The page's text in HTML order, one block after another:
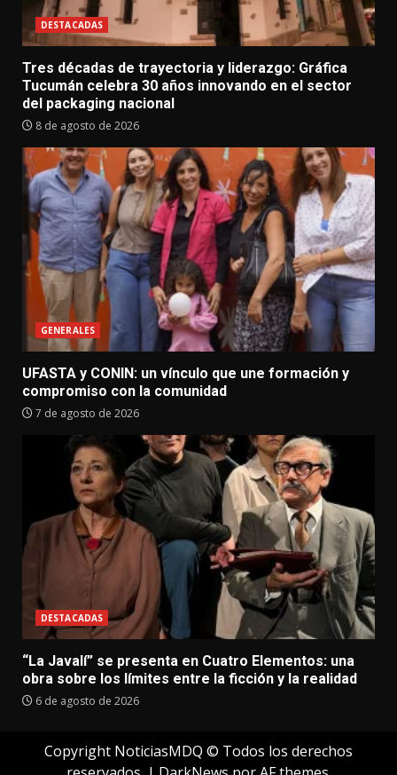
DESTACADAS
Tres décadas de trayectoria y liderazgo: Gráfica
Tucumán celebra 30 años innovando en el sector
del packaging nacional
8 de agosto de 2026
GENERALES
UFASTA y CONIN: un vínculo que une formación y
compromiso con la comunidad
7 de agosto de 2026
DESTACADAS
“La Javalí” se presenta en Cuatro Elementos: una
obra sobre los límites entre la ficción y la realidad
6 de agosto de 2026
Copyright NoticiasMDQ © Todos los derechos